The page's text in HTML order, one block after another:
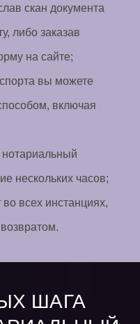
скан документа
либо заказав
на сайте;
вы можете
включая
нескольких часов;
всех инстанциях,
ШАГА